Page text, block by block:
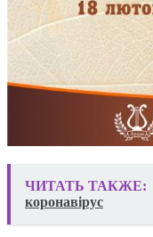
ЧИТАТЬ ТАКЖЕ:
коронавірус